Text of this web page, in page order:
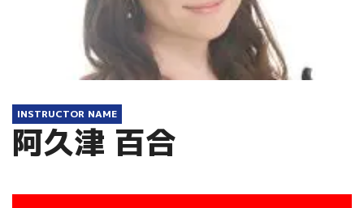
INSTRUCTOR NAME
阿久津 百合